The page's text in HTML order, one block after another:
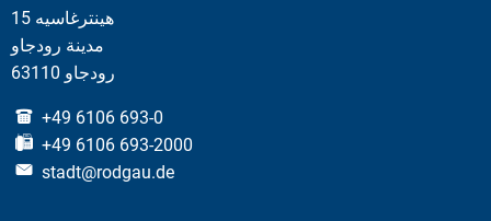
هينترغاسيه 15
مدينة رودجاو
63110 رودجاو
+49 6106 693-0
+49 6106 693-2000
stadt@rodgau.de